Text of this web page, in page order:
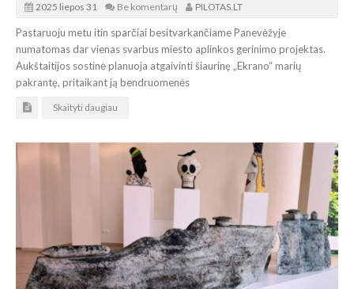
2025 liepos 31 Be komentarų PILOTAS.LT
Pastaruoju metu itin sparčiai besitvarkančiame Panevėžyje
numatomas dar vienas svarbus miesto aplinkos gerinimo projektas.
Aukštaitijos sostinė planuoja atgaivinti šiaurinę „Ekrano“ marių
pakrantę, pritaikant ją bendruomenės
Skaityti daugiau